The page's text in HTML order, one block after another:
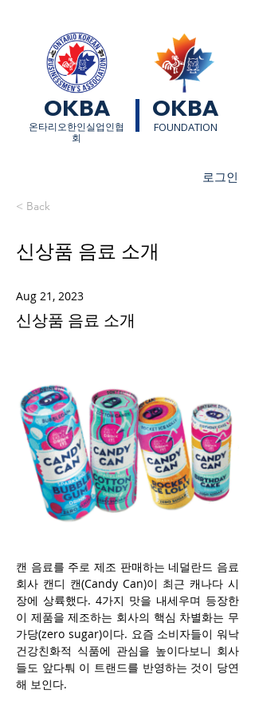
OKBA OKBA
​온타리오한인실업인협
회
FOUNDATION
로그인
< Back
신상품 음료 소개
Aug 21, 2023
신상품 음료 소개
캔 음료를 주로 제조 판매하는 네덜란드 음료
회사 캔디 캔(Candy Can)이 최근 캐나다 시
장에 상륙했다. 4가지 맛을 내세우며 등장한
이 제품을 제조하는 회사의 핵심 차별화는 무
가당(zero sugar)이다. 요즘 소비자들이 워낙
건강친화적 식품에 관심을 높이다보니 회사
들도 앞다퉈 이 트랜드를 반영하는 것이 당연
해 보인다.